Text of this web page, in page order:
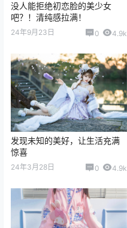
没人能拒绝初恋脸的美少女
吧？！清纯感拉满！
24年9月23日 0 4.9k
发现未知的美好，让生活充满
惊喜
24年3月28日 0 4.9k